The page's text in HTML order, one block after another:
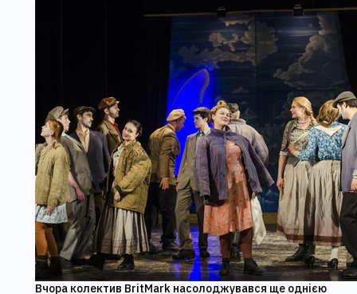
Вчора колектив BritMark насолоджувався ще однією